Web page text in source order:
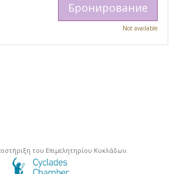
Бронирование
Not available
του Επιμελητηρίου Κυκλάδων.